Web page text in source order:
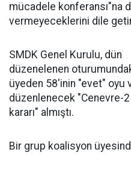
mücadele konferansı"na
vermeyeceklerini dile
SMDK Genel Kurulu, dün
düzenelenen
üyeden 58'inin "evet" oyu
düzenlenecek "Cenevre-2
kararı" almıştı.
Bir grup koalisyon